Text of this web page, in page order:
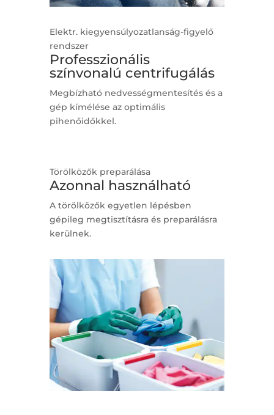
Elektr. kiegyensúlyozatlanság-figyelő
rendszer
Professzionális
színvonalú centrifugálás
Megbízható nedvességmentesítés és a
gép kímélése az optimális
pihenőidőkkel.
Törölközők preparálása
Azonnal használható
A törölközők egyetlen lépésben
gépileg megtisztításra és preparálásra
kerülnek.